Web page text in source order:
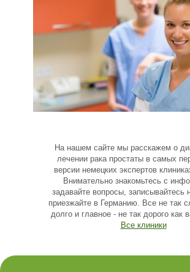
На нашем сайте мы расскажем о
лечении рака простаты в самых
версии немецких экспертов
Внимательно знакомьтесь с
задавайте вопросы, записывайтесь
приезжайте в Германию. Все не так
долго и главное - не так дорого как
Все клиники